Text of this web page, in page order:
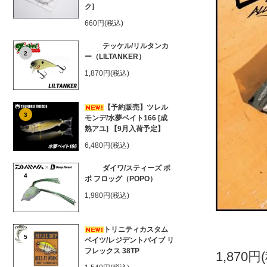
ク]
660円(税込)
2
テッケル/リルタンカ
ー（LILTANKER）
1,870円(税込)
3
【予約販売】ツレル
モンデ/水夢ベイト166 [成
熟アユ] 【9月入荷予定】
6,480円(税込)
4
ダイワ/スティーズ ポ
ポ フロッグ（POPO）
1,980円(税込)
5
トリニティカスタム
ベイツ/レジデントバイブ リ
フレックス 38TP
1,870円